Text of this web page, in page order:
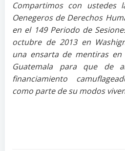
Compartimos con ustedes
Oenegeros de Derechos
en el 149 Periodo de
octubre de 2013 en
una ensarta de mentiras
Guatemala para que de
financiamiento
como parte de su modos